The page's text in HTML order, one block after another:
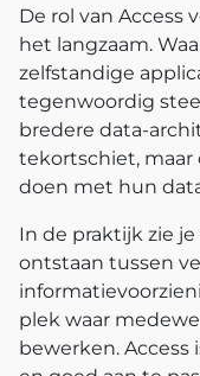
De rol van Access
het langzaam.
zelfstandige
tegenwoordig
bredere data-
tekortschiet, maar
doen met hun
In de praktijk zie
ontstaan tussen
plek waar
bewerken. Access